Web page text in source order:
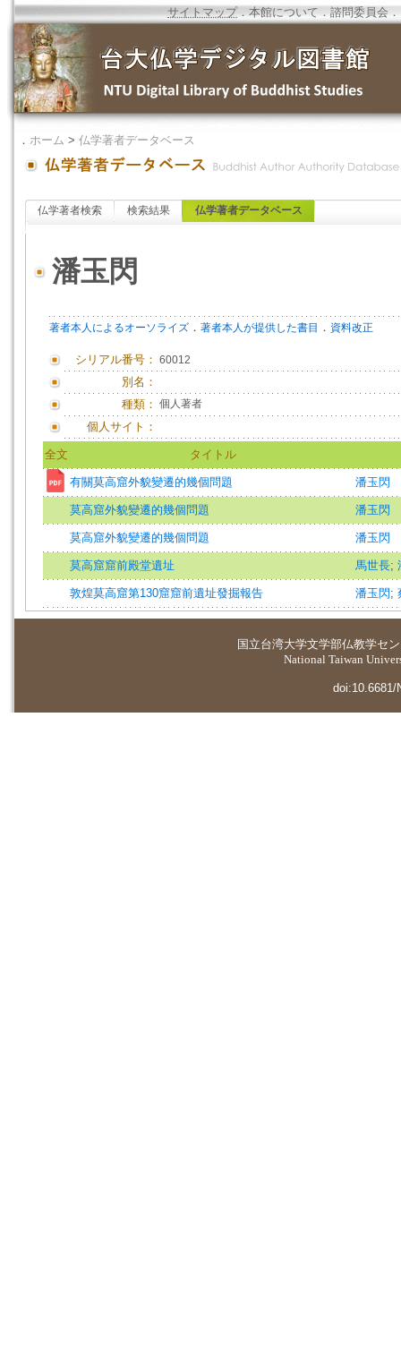
サイトマップ．本館について ．諮問委員会 ．
． ホーム > 仏学著者データベース
仏学著者検索 検索結果 仏学著者データベース
潘玉閃
著者本人によるオーソライズ ． 著者本人が提供した書目 ． 資料改正
シリアル番号： 60012
別名：
種類： 個人著者
個人サイト：
全文 タイトル
有關莫高窟外貌變遷的幾個問題 潘玉閃
莫高窟外貌變遷的幾個問題 潘玉閃
莫高窟外貌變遷的幾個問題 潘玉閃
莫高窟窟前殿堂遺址 馬世長;
敦煌莫高窟第130窟窟前遺址發掘報告 潘玉閃 ;
国立台湾大学文学部仏教学セ
National Taiwan
doi:10.6681/